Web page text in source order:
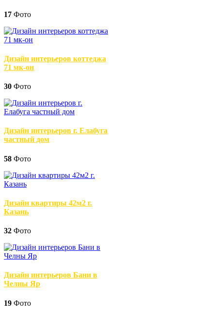
17 Фото
Дизайн интерьеров коттеджа
71 мк-он
30 Фото
Дизайн интерьеров г. Елабуга
частный дом
58 Фото
Дизайн квартиры 42м2 г.
Казань
32 Фото
Дизайн интерьеров Бани в
Челны Яр
19 Фото